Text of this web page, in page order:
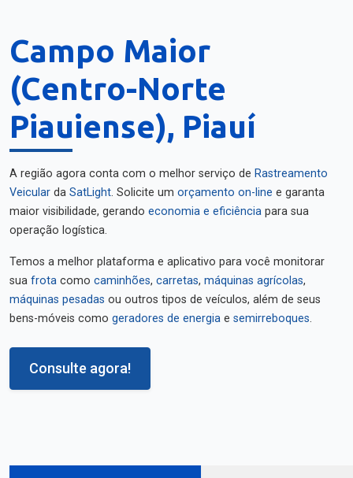
Campo Maior
(Centro-Norte
Piauiense), Piauí
A região agora conta com o melhor serviço de Rastreamento
Veicular da SatLight. Solicite um orçamento on-line e garanta
maior visibilidade, gerando economia e eficiência para sua
operação logística.
Temos a melhor plataforma e aplicativo para você monitorar
sua frota como caminhões, carretas, máquinas agrícolas,
máquinas pesadas ou outros tipos de veículos, além de seus
bens-móveis como geradores de energia e semirreboques.
Consulte agora!